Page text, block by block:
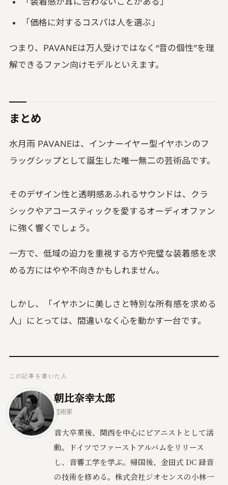
「価格に対するコスパは人を選ぶ」
つまり、PAVANEは万人受けではなく“音の個性”を理
解できるファン向けモデルといえます。
まとめ
水月雨 PAVANEは、インナーイヤー型イヤホンのフ
ラッグシップとして誕生した唯一無二の芸術品です。
そのデザイン性と透明感あふれるサウンドは、クラ
シックやアコースティックを愛するオーディオファン
に強く響くでしょう。
一方で、低域の迫力を重視する方や完璧な装着感を求
める方にはやや不向きかもしれません。
しかし、「イヤホンに美しさと特別な所有感を求める
人」にとっては、間違いなく心を動かす一台です。
この記事を書いた人
朝比奈幸太郎
芸術家
音大卒業後、関西を中心にピアニストとして活
動。ドイツでファーストアルバムをリリース
し、音響工学を学ぶ。帰国後、金田式 DC 録音
の技術を修める。株式会社ジオセンスの小林一